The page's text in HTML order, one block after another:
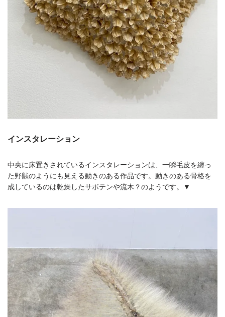
インスタレーション
中央に床置きされているインスタレーションは、一瞬毛皮を纏っ
た野獣のようにも見える動きのある作品です。動きのある骨格を
成しているのは乾燥したサボテンや流木？のようです。▼